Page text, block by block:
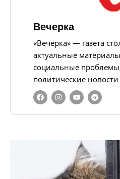
Вечерка
«Вечёрка» — газета
актуальные
социальные
политические новости